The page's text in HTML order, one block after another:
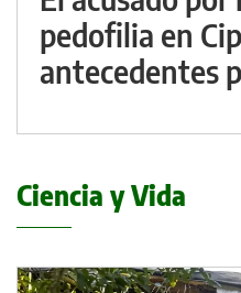
pedofilia en
antecedentes
Ciencia y Vida